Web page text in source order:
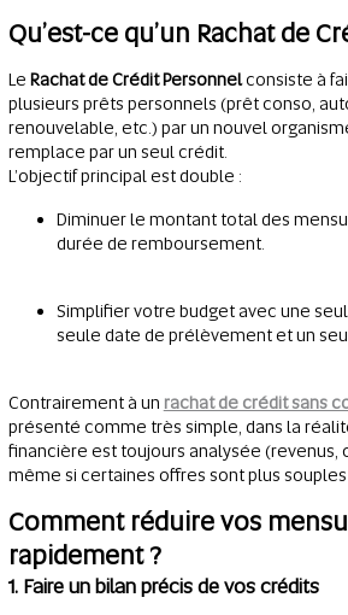
Qu’est-ce qu’un Rachat de
Le Rachat de Crédit Personnelconsiste à
plusieurs prêts personnels (prêt conso,
renouvelable, etc.) par un nouvel
remplace par un seul crédit.
L’objectif principal est double :
Diminuer le montant total des
durée de remboursement.
Simplifier votre budget avec une
seule date de prélèvement et un
Contrairement à un rachat de crédit sans
présenté comme très simple, dans la
financière est toujours analysée (revenus,
même si certaines offres sont plus souples
Comment réduire vos
rapidement ?
1. Faire un bilan précis de vos crédits